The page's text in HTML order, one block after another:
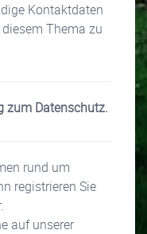
Kontaktdaten
Thema zu
zum Datenschutz.
rund um
registrieren Sie
auf unserer